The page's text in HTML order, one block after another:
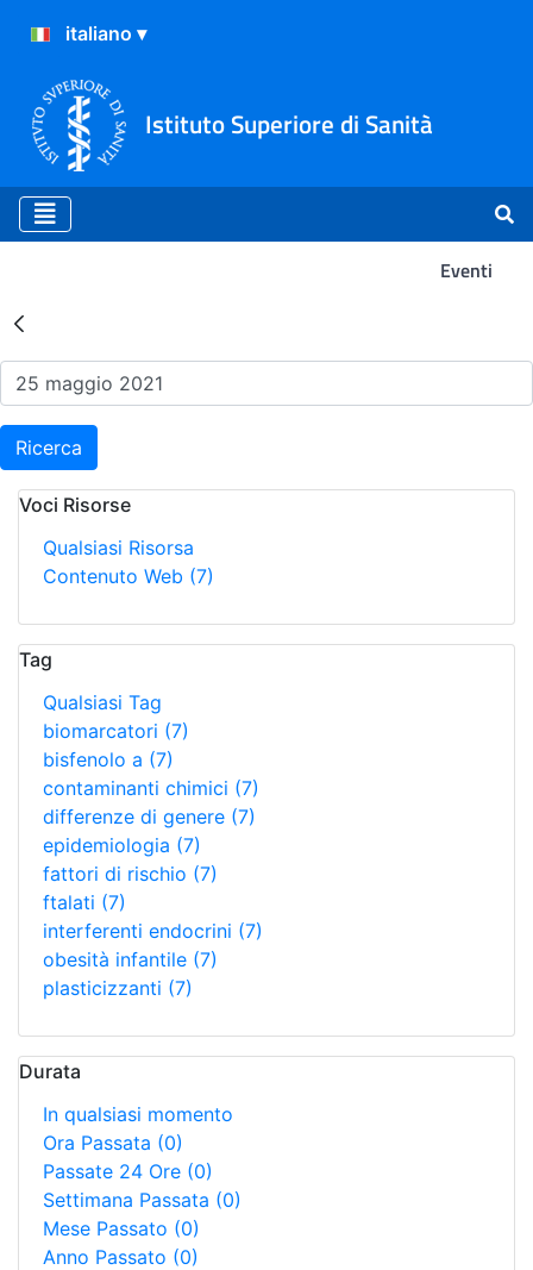
Istituto Superiore di Sanità
Eventi
Risultati della Ricerca -
Ricerca
Voci Risorse
Qualsiasi Risorsa
Contenuto Web (7)
Tag
Qualsiasi Tag
biomarcatori (7)
bisfenolo a (7)
contaminanti chimici (7)
differenze di genere (7)
epidemiologia (7)
fattori di rischio (7)
ftalati (7)
interferenti endocrini (7)
obesità infantile (7)
plasticizzanti (7)
Durata
In qualsiasi momento
Ora Passata (0)
Passate 24 Ore (0)
Settimana Passata (0)
Mese Passato (0)
Anno Passato (0)